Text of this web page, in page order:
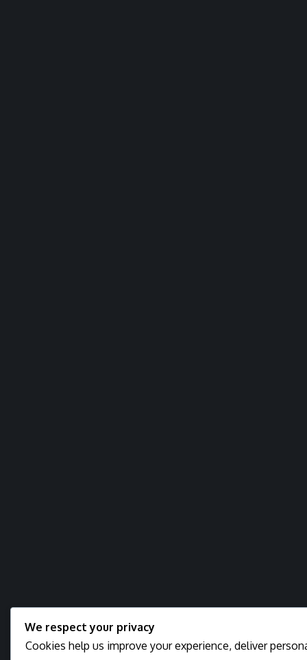
We respect your privacy
Cookies help us improve your experience, deliver